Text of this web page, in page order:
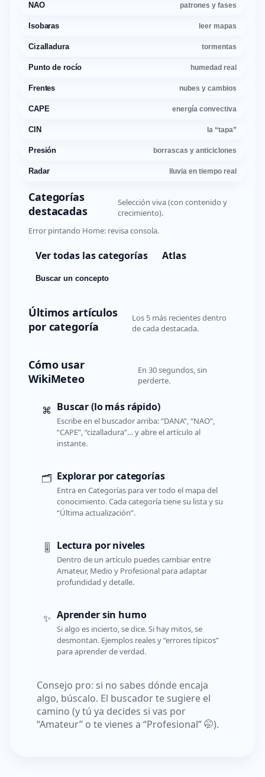
NAO patrones y fases
Isobaras leer mapas
Cizalladura tormentas
Punto de rocío humedad real
Frentes nubes y cambios
CAPE energía convectiva
CIN la “tapa”
Presión borrascas y anticiclones
Radar lluvia en tiempo real
Categorías
destacadas
Selección viva (con contenido y
crecimiento).
Error pintando Home: revisa consola.
Ver todas las categorías Atlas
Buscar un concepto
Últimos artículos
por categoría
Los 5 más recientes dentro
de cada destacada.
Cómo usar
WikiMeteo
En 30 segundos, sin
perderte.
⌘ Buscar (lo más rápido)
Escribe en el buscador arriba: “DANA”, “NAO”,
“CAPE”, “cizalladura”… y abre el artículo al
instante.
🗂️ Explorar por categorías
Entra en Categorías para ver todo el mapa del
conocimiento. Cada categoría tiene su lista y su
“Última actualización”.
🎚️ Lectura por niveles
Dentro de un artículo puedes cambiar entre
Amateur, Medio y Profesional para adaptar
profundidad y detalle.
✨ Aprender sin humo
Si algo es incierto, se dice. Si hay mitos, se
desmontan. Ejemplos reales y “errores típicos”
para aprender de verdad.
Consejo pro: si no sabes dónde encaja
algo, búscalo. El buscador te sugiere el
camino (y tú ya decides si vas por
“Amateur” o te vienes a “Profesional” 🤭).